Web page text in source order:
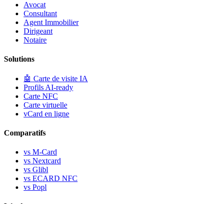
Avocat
Consultant
Agent Immobilier
Dirigeant
Notaire
Solutions
🤖 Carte de visite IA
Profils AI-ready
Carte NFC
Carte virtuelle
vCard en ligne
Comparatifs
vs M-Card
vs Nextcard
vs Glibl
vs ECARD NFC
vs Popl